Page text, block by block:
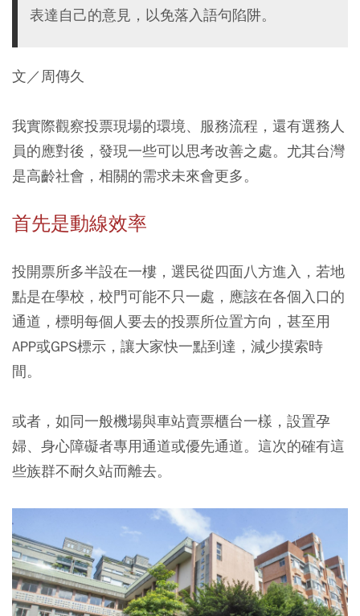
表達自己的意見，以免落入語句陷阱。
文／周傳久
我實際觀察投票現場的環境、服務流程，還有選務人
員的應對後，發現一些可以思考改善之處。尤其台灣
是高齡社會，相關的需求未來會更多。
首先是動線效率
投開票所多半設在一樓，選民從四面八方進入，若地
點是在學校，校門可能不只一處，應該在各個入口的
通道，標明每個人要去的投票所位置方向，甚至用
APP或GPS標示，讓大家快一點到達，減少摸索時
間。
或者，如同一般機場與車站賣票櫃台一樣，設置孕
婦、身心障礙者專用通道或優先通道。這次的確有這
些族群不耐久站而離去。